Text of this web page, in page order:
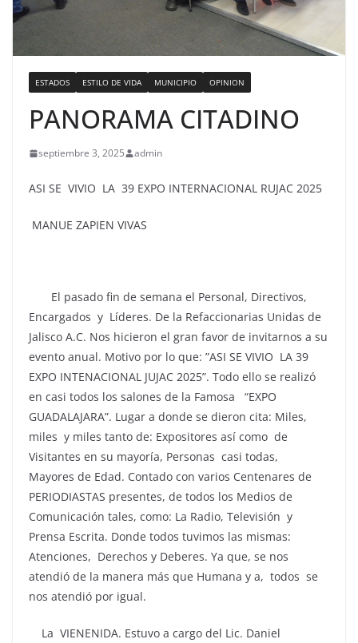
ESTADOS ESTILO DE VIDA MUNICIPIO OPINION
PANORAMA CITADINO
septiembre 3, 2025 admin
ASI SE VIVIO LA 39 EXPO INTERNACIONAL RUJAC 2025
MANUE ZAPIEN VIVAS
El pasado fin de semana el Personal, Directivos,
Encargados y Líderes. De la Refaccionarias Unidas de
Jalisco A.C. Nos hicieron el gran favor de invitarnos a su
evento anual. Motivo por lo que: ”ASI SE VIVIO LA 39
EXPO INTENACIONAL JUJAC 2025”. Todo ello se realizó
en casi todos los salones de la Famosa “EXPO
GUADALAJARA”. Lugar a donde se dieron cita: Miles,
miles y miles tanto de: Expositores así como de
Visitantes en su mayoría, Personas casi todas,
Mayores de Edad. Contado con varios Centenares de
PERIODIASTAS presentes, de todos los Medios de
Comunicación tales, como: La Radio, Televisión y
Prensa Escrita. Donde todos tuvimos las mismas:
Atenciones, Derechos y Deberes. Ya que, se nos
atendió de la manera más que Humana y a, todos se
nos atendió por igual.
La VIENENIDA. Estuvo a cargo del Lic. Daniel